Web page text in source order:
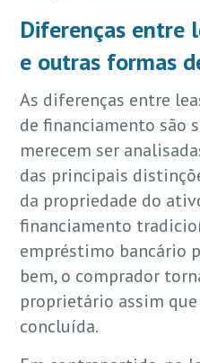
Diferenças entre
e outras formas
As diferenças entre
de financiamento são
merecem ser
das principais
da propriedade do
financiamento
empréstimo bancário
bem, o comprador
proprietário assim
concluída.